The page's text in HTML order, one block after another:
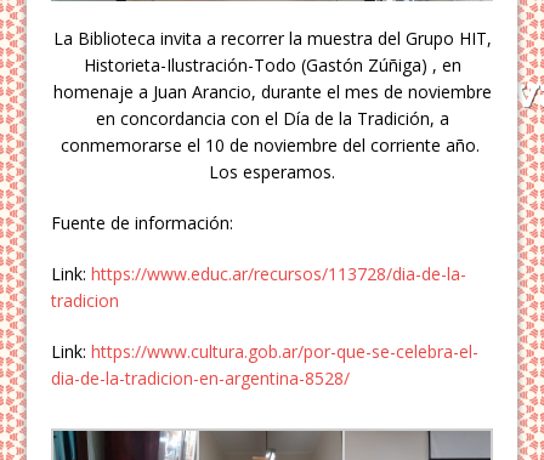
La Biblioteca invita a recorrer la muestra del Grupo HIT,
Historieta-Ilustración-Todo (Gastón Zúñiga) , en
homenaje a Juan Arancio, durante el mes de noviembre
en concordancia con el Día de la Tradición, a
conmemorarse el 10 de noviembre del corriente año.
Los esperamos.
Fuente de información:
Link:https://www.educ.ar/recursos/113728/dia-de-la-
tradicion
Link:https://www.cultura.gob.ar/por-que-se-celebra-el-
dia-de-la-tradicion-en-argentina-8528/